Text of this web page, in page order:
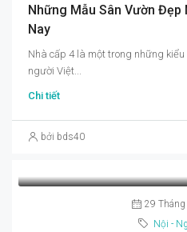
Những Mẫu Sân Vườn Đẹp
Nay
Nhà cấp 4 là một trong những
người Việt...
Chi tiết
bởi bds40
29 Tháng
Nội -